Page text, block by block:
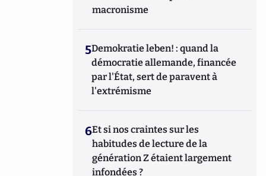
macronisme
5Demokratie leben! : quand la
démocratie allemande, financée
par l'État, sert de paravent à
l'extrémisme
6Et si nos craintes sur les
habitudes de lecture de la
génération Z étaient largement
infondées ?